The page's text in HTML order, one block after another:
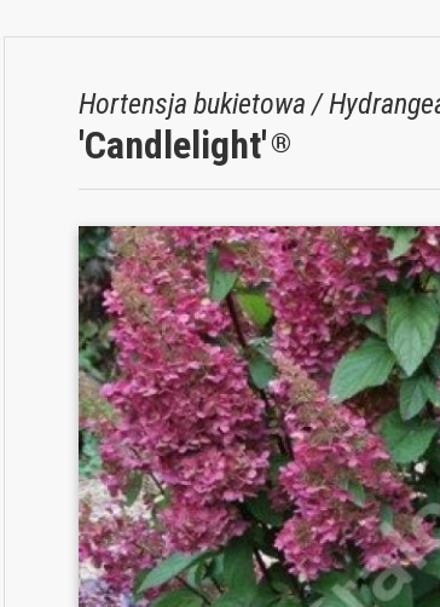
Hortensja bukietowa /
'Candlelight'®